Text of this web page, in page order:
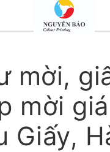
content
mời,
mời
Giấy,